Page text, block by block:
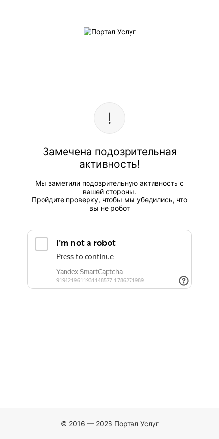
Замечена подозрительная
активность!
Мы заметили подозрительную активность с
вашей стороны.
Пройдите проверку, чтобы мы убедились, что
вы не робот
© 2016 — 2026 Портал Услуг